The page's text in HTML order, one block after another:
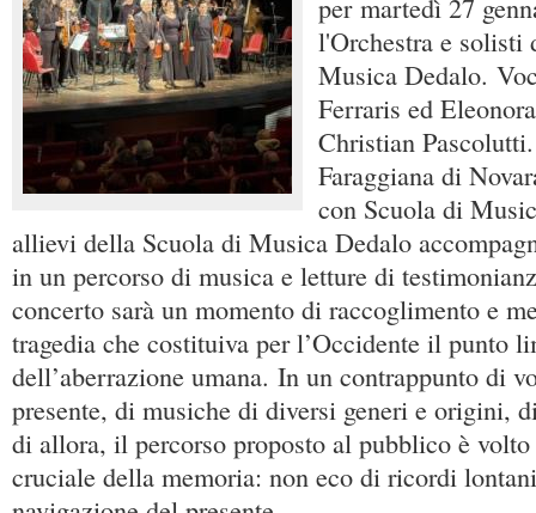
per martedì 27
l'Orchestra e solisti
Musica Dedalo.
Ferraris ed
Christian
Faraggiana di
con Scuola di
allievi della Scuola di Musica Dedalo
in un percorso di musica e letture di
concerto sarà un momento di raccoglimento e
tragedia che costituiva per l’Occidente il punto
dell’aberrazione umana. In un contrappunto di
presente, di musiche di diversi generi e origini,
di allora, il percorso proposto al pubblico è volto
cruciale della memoria: non eco di ricordi